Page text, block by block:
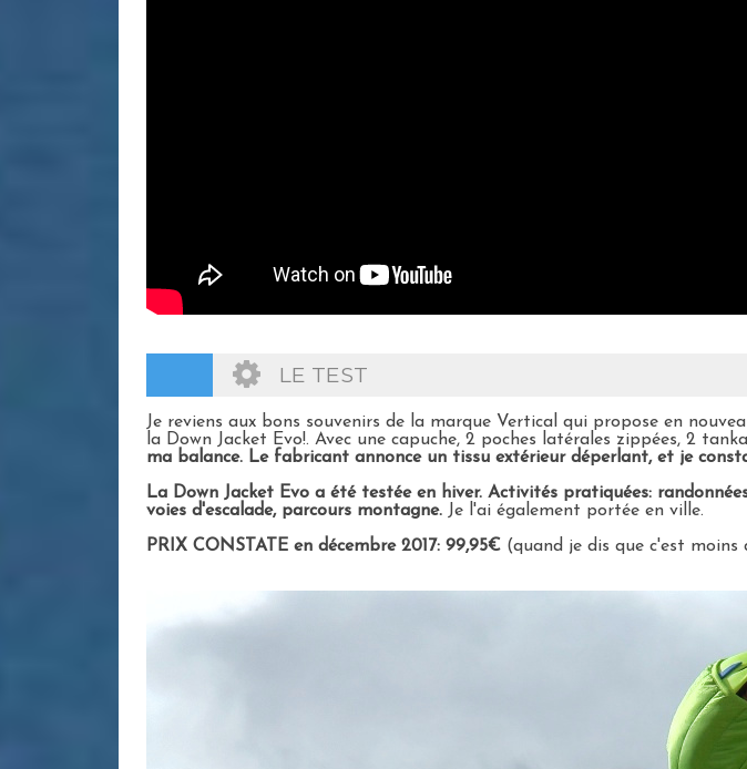
LE TEST
Je reviens aux bons souvenirs de la marque Vertical qui propose en
la Down Jacket Evo!. Avec une capuche, 2 poches latérales zippées, 2
ma balance. Le fabricant annonce un tissu extérieur déperlant, et je
La Down Jacket Evo a été testée en hiver. Activités pratiquées:
voies d'escalade, parcours montagne. Je l'ai également portée en ville.
PRIX CONSTATE en décembre 2017: 99,95€ (quand je dis que c'est moins